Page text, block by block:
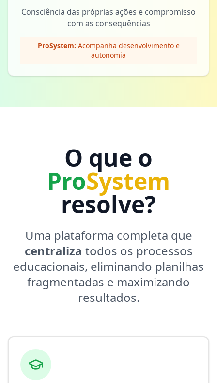
Consciência das próprias ações e compromisso
com as consequências
ProSystem: Acompanha desenvolvimento e
autonomia
O que o
ProSystem
resolve?
Uma plataforma completa que
centraliza todos os processos
educacionais, eliminando planilhas
fragmentadas e maximizando
resultados.